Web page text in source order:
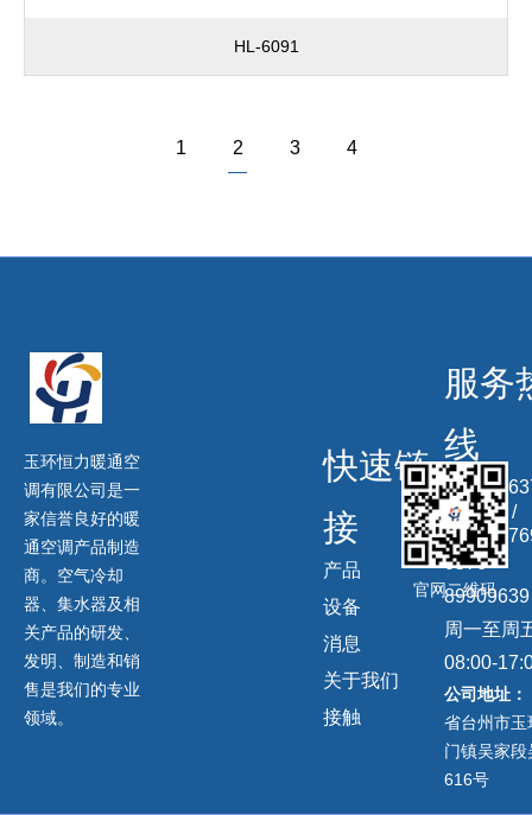
HL-6091
1 2 3 4
玉环恒力暖通空
调有限公司是一
家信誉良好的暖
通空调产品制造
商。空气冷却
器、集水器及相
关产品的研发、
发明、制造和销
售是我们的专业
领域。
快速链
接
产品
设备
消息
关于我们
接触
服务
线
信同号) /
0576-
89909639
周一至周
08:00-
公司地址：
省台州市玉
门镇吴家段
616号
官网二维码